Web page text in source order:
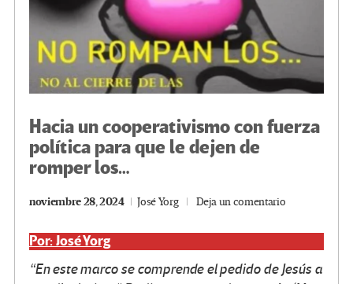
Hacia un cooperativismo con fuerza
política para que le dejen de
romper los…
noviembre 28, 2024 José Yorg Deja un comentario
Por: José Yorg
“En este marco se comprende el pedido de Jesús a